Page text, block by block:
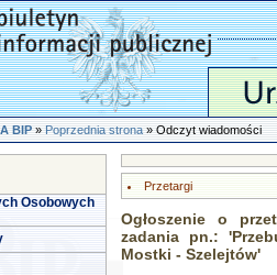
BIP»Poprzednia strona» Odczyt wiadomości
Osobowych
Przetargi
Ogłoszenie o
zadania pn.:
Mostki - Szelejtów'